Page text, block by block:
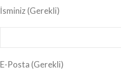
İsminiz (Gerekli)
E-Posta (Gerekli)